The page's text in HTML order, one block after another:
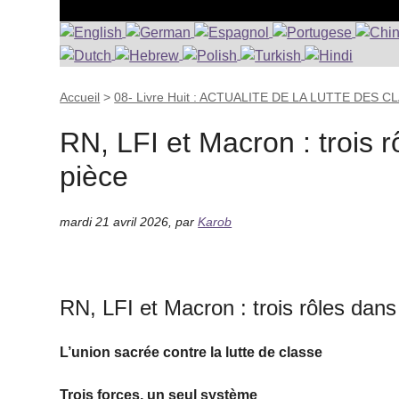
Accueil >08- Livre Huit : ACTUALITE DE LA LUTTE DES
RN, LFI et Macron : trois
pièce
mardi 21 avril 2026 ,parKarob
RN, LFI et Macron : trois rôles
L’union sacrée contre la lutte de classe
Trois forces, un seul système